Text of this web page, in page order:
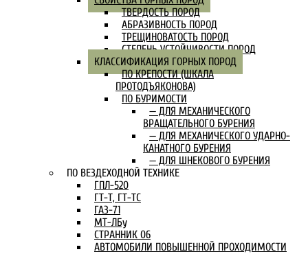
ТВЕРДОСТЬ ПОРОД
АБРАЗИВНОСТЬ ПОРОД
ТРЕЩИНОВАТОСТЬ ПОРОД
СТЕПЕНЬ УСТОЙЧИВОСТИ ПОРОД
КЛАССИФИКАЦИЯ ГОРНЫХ ПОРОД
ПО КРЕПОСТИ (ШКАЛА
ПРОТОДЪЯКОНОВА)
ПО БУРИМОСТИ
— ДЛЯ МЕХАНИЧЕСКОГО
ВРАЩАТЕЛЬНОГО БУРЕНИЯ
— ДЛЯ МЕХАНИЧЕСКОГО УДАРНО-
КАНАТНОГО БУРЕНИЯ
— ДЛЯ ШНЕКОВОГО БУРЕНИЯ
ПО ВЕЗДЕХОДНОЙ ТЕХНИКЕ
ГПЛ-520
ГТ-Т, ГТ-ТС
ГАЗ-71
МТ-ЛБу
СТРАННИК 06
АВТОМОБИЛИ ПОВЫШЕННОЙ ПРОХОДИМОСТИ